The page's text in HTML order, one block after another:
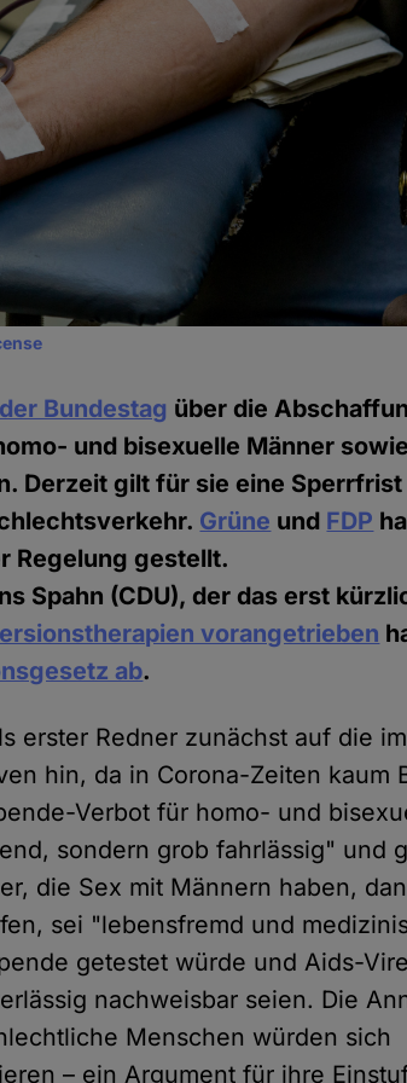
Bundestag über die
und bisexuelle Männer sowie
Derzeit gilt für sie eine Sperrfrist
Grüne und FDP
Regelung gestellt.
Spahn (CDU), der das erst
vorangetrieben
ab.
erster Redner zunächst auf die
hin, da in Corona-Zeiten kaum
Verbot für homo- und
sondern grob fahrlässig" und
die Sex mit Männern haben,
sei "lebensfremd und
getestet würde und Aids-
nachweisbar seien. Die
Menschen würden sich
– ein Argument für ihre